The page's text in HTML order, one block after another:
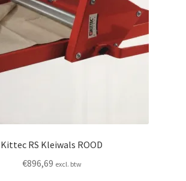
Kittec RS Kleiwals ROOD
€896,69 excl. btw